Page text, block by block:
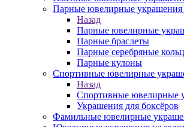
Парные ювелирные украшения
Назад
Парные ювелирные
Парные браслеты
Парные серебряные
Парные кулоны
Спортивные ювелирные
Назад
Спортивные ювелирные
Украшения для боксёров
Фамильные ювелирные